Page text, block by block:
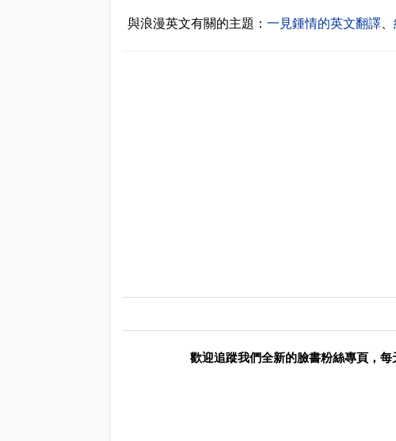
與浪漫英文有關的主題： 一見鍾情的英文翻譯、
歡迎追蹤我們全新的臉書粉絲專頁，每